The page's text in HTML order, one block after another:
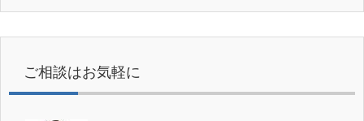
ご相談はお気軽に